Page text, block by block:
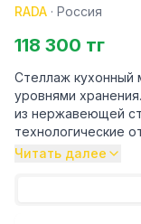
RADA · Россия
118 300 тг
Стеллаж кухонный многоцелевой оснащен четырьмя
уровнями хранения. Полки толщиной 0,8 мм выполненные
из нержавеющей стали марки
технологические
трубы профильной
разорбраном
Читать далее